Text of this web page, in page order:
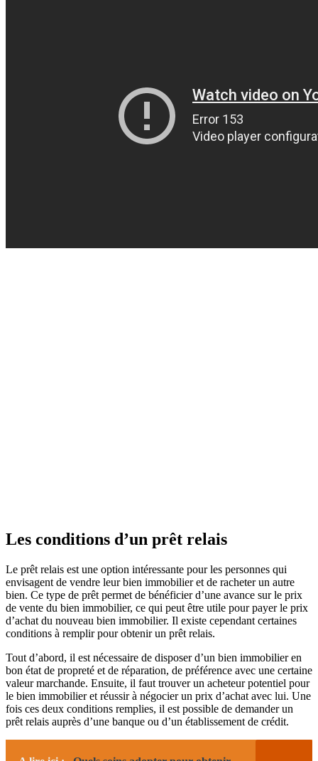
Les conditions d’un prêt relais
Le prêt relais est une option intéressante pour les personnes qui
envisagent de vendre leur bien immobilier et de racheter un autre
bien. Ce type de prêt permet de bénéficier d’une avance sur le prix
de vente du bien immobilier, ce qui peut être utile pour payer le prix
d’achat du nouveau bien immobilier. Il existe cependant certaines
conditions à remplir pour obtenir un prêt relais.
Tout d’abord, il est nécessaire de disposer d’un bien immobilier en
bon état de propreté et de réparation, de préférence avec une certaine
valeur marchande. Ensuite, il faut trouver un acheteur potentiel pour
le bien immobilier et réussir à négocier un prix d’achat avec lui. Une
fois ces deux conditions remplies, il est possible de demander un
prêt relais auprès d’une banque ou d’un établissement de crédit.